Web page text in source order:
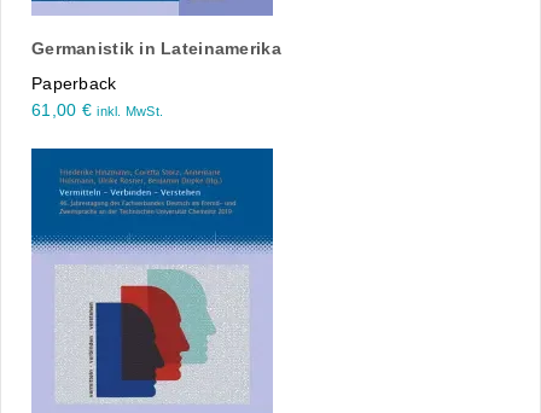
Germanistik in Lateinamerika
Paperback
61,00 € inkl. MwSt.